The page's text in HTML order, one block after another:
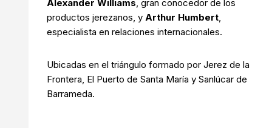
Alexander Williams, gran conocedor de los
productos jerezanos, y Arthur Humbert,
especialista en relaciones internacionales.
Ubicadas en el triángulo formado por Jerez de la
Frontera, El Puerto de Santa María y Sanlúcar de
Barrameda.